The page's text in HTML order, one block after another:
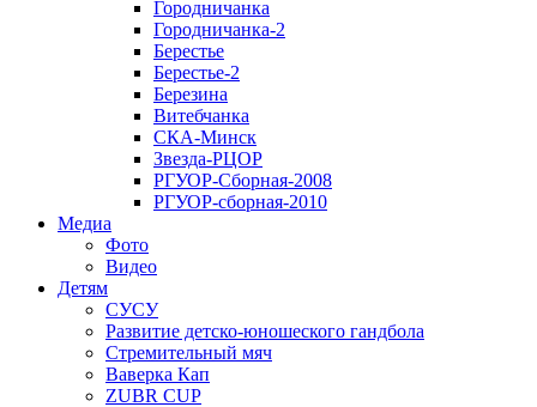
Городничанка
Городничанка-2
Берестье
Берестье-2
Березина
Витебчанка
СКА-Минск
Звезда-РЦОР
РГУОР-Сборная-2008
РГУОР-сборная-2010
Медиа
Фото
Видео
Детям
СУСУ
Развитие детско-юношеского гандбола
Стремительный мяч
Ваверка Кап
ZUBR CUP